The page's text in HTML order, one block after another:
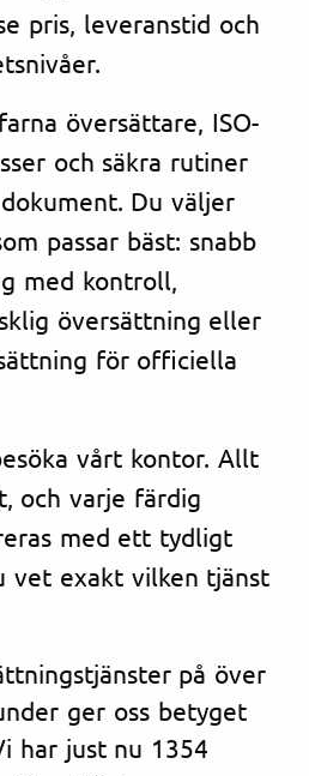
pris, leveranstid och
översättare, ISO-
och säkra rutiner
Du väljer
passar bäst: snabb
med kontroll,
översättning eller
för officiella
vårt kontor. Allt
och varje färdig
med ett tydligt
vet exakt vilken tjänst
på över
ger oss betyget
har just nu 1354